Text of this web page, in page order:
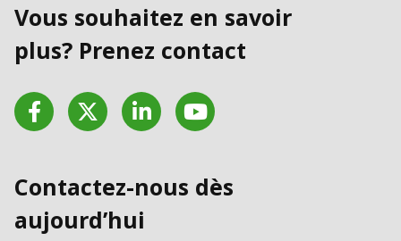
Vous souhaitez en savoir
plus? Prenez contact
FacebookTwitter LinkedInYouTube
Contactez-nous dès
aujourd’hui